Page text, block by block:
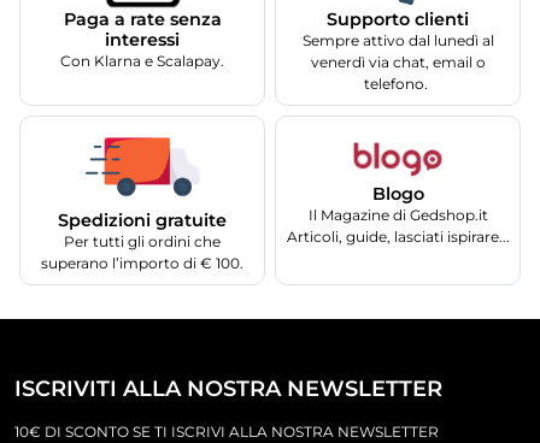
Paga a rate senza
interessi
Con Klarna e Scalapay.
Supporto clienti
Sempre attivo dal lunedì al
venerdì via chat, email o
telefono.
Spedizioni gratuite
Per tutti gli ordini che
superano l’importo di € 100.
Blogo
Il Magazine di Gedshop.it
Articoli, guide, lasciati ispirare...
ISCRIVITI ALLA NOSTRA NEWSLETTER
10€ DI SCONTO SE TI ISCRIVI ALLA NOSTRA NEWSLETTER